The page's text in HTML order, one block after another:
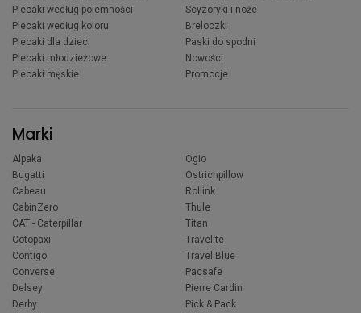
Plecaki według pojemności
Plecaki według koloru
Plecaki dla dzieci
Plecaki młodzieżowe
Plecaki męskie
Scyzoryki i noże
Breloczki
Paski do spodni
Nowości
Promocje
Marki
Alpaka
Bugatti
Cabeau
CabinZero
CAT - Caterpillar
Cotopaxi
Contigo
Converse
Delsey
Derby
Ogio
Ostrichpillow
Rollink
Thule
Titan
Travelite
Travel Blue
Pacsafe
Pierre Cardin
Pick & Pack